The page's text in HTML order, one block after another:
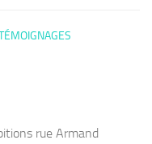
rue Armand